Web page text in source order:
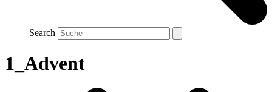
Search
1_Advent